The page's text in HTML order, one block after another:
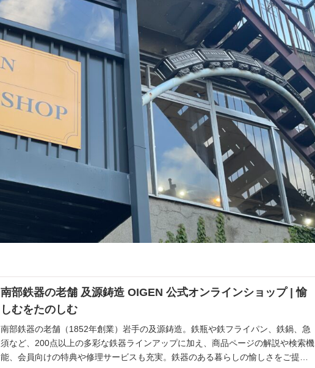
南部鉄器の老舗 及源鋳造 OIGEN 公式オンラインショップ | 愉
しむをたのしむ
南部鉄器の老舗（1852年創業）岩手の及源鋳造。鉄瓶や鉄フライパン、鉄鍋、急
須など、200点以上の多彩な鉄器ラインアップに加え、商品ページの解説や検索機
能、会員向けの特典や修理サービスも充実。鉄器のある暮らしの愉しさをご提